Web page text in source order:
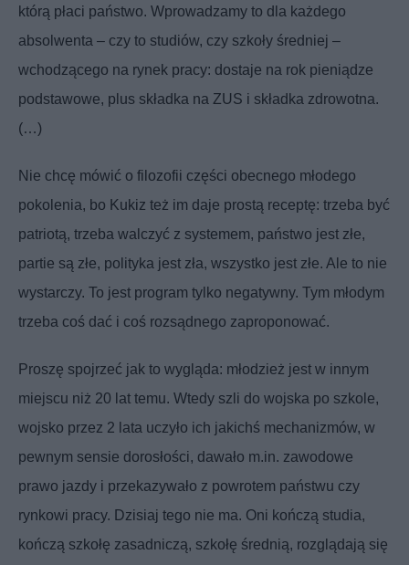
którą płaci państwo. Wprowadzamy to dla każdego
absolwenta – czy to studiów, czy szkoły średniej –
wchodzącego na rynek pracy: dostaje na rok pieniądze
podstawowe, plus składka na ZUS i składka zdrowotna.
(…)
Nie chcę mówić o filozofii części obecnego młodego
pokolenia, bo Kukiz też im daje prostą receptę: trzeba być
patriotą, trzeba walczyć z systemem, państwo jest złe,
partie są złe, polityka jest zła, wszystko jest złe. Ale to nie
wystarczy. To jest program tylko negatywny. Tym młodym
trzeba coś dać i coś rozsądnego zaproponować.
Proszę spojrzeć jak to wygląda: młodzież jest w innym
miejscu niż 20 lat temu. Wtedy szli do wojska po szkole,
wojsko przez 2 lata uczyło ich jakichś mechanizmów, w
pewnym sensie dorosłości, dawało m.in. zawodowe
prawo jazdy i przekazywało z powrotem państwu czy
rynkowi pracy. Dzisiaj tego nie ma. Oni kończą studia,
kończą szkołę zasadniczą, szkołę średnią, rozglądają się